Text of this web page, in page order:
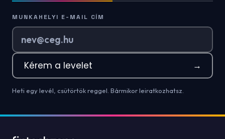
MUNKAHELYI E-MAIL CÍM
Kérem a levelet →
Heti egy levél, csütörtök reggel. Bármikor leiratkozhatsz.